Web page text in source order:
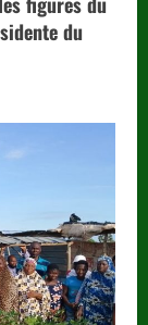
du